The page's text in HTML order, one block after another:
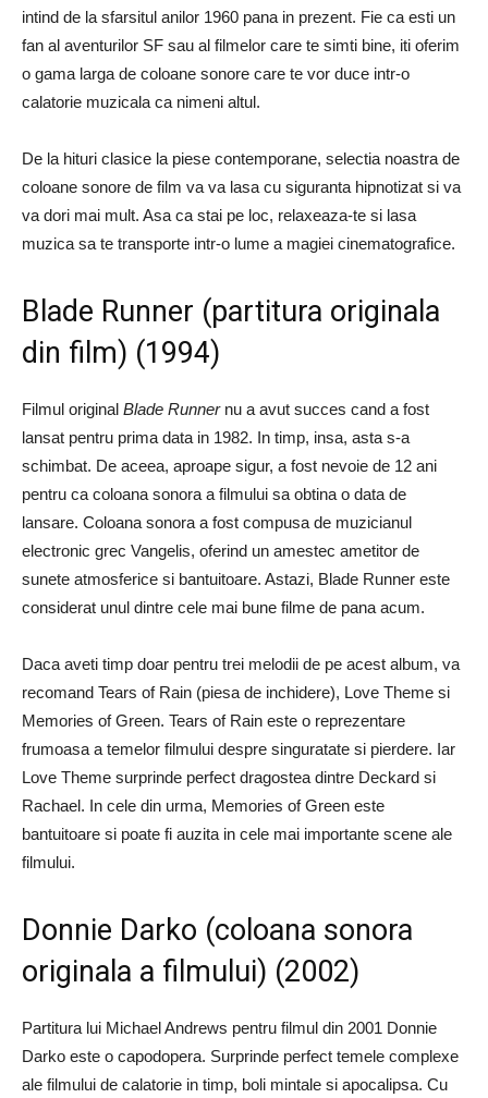
intind de la sfarsitul anilor 1960 pana in prezent. Fie ca esti un
fan al aventurilor SF sau al filmelor care te simti bine, iti oferim
o gama larga de coloane sonore care te vor duce intr-o
calatorie muzicala ca nimeni altul.
De la hituri clasice la piese contemporane, selectia noastra de
coloane sonore de film va va lasa cu siguranta hipnotizat si va
va dori mai mult. Asa ca stai pe loc, relaxeaza-te si lasa
muzica sa te transporte intr-o lume a magiei cinematografice.
Blade Runner (partitura originala
din film) (1994)
Filmul original Blade Runnernu a avut succes cand a fost
lansat pentru prima data in 1982. In timp, insa, asta s-a
schimbat. De aceea, aproape sigur, a fost nevoie de 12 ani
pentru ca coloana sonora a filmului sa obtina o data de
lansare. Coloana sonora a fost compusa de muzicianul
electronic grec Vangelis, oferind un amestec ametitor de
sunete atmosferice si bantuitoare. Astazi, Blade Runner este
considerat unul dintre cele mai bune filme de pana acum.
Daca aveti timp doar pentru trei melodii de pe acest album, va
recomand Tears of Rain (piesa de inchidere), Love Theme si
Memories of Green. Tears of Rain este o reprezentare
frumoasa a temelor filmului despre singuratate si pierdere. Iar
Love Theme surprinde perfect dragostea dintre Deckard si
Rachael. In cele din urma, Memories of Green este
bantuitoare si poate fi auzita in cele mai importante scene ale
filmului.
Donnie Darko (coloana sonora
originala a filmului) (2002)
Partitura lui Michael Andrews pentru filmul din 2001 Donnie
Darko este o capodopera. Surprinde perfect temele complexe
ale filmului de calatorie in timp, boli mintale si apocalipsa. Cu